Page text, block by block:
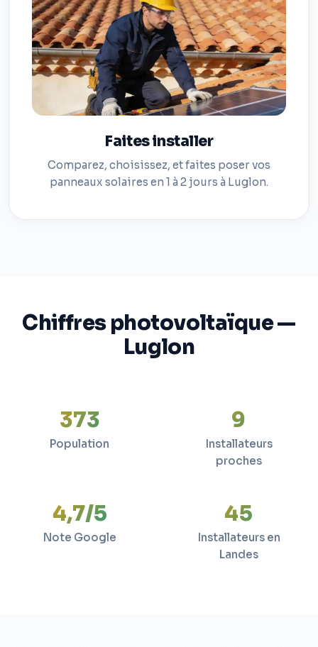
Faites installer
Comparez, choisissez, et faites poser vos
panneaux solaires en 1 à 2 jours à Luglon.
Chiffres photovoltaïque —
Luglon
373
Population
9
Installateurs
proches
4,7/5
Note Google
45
Installateurs en
Landes